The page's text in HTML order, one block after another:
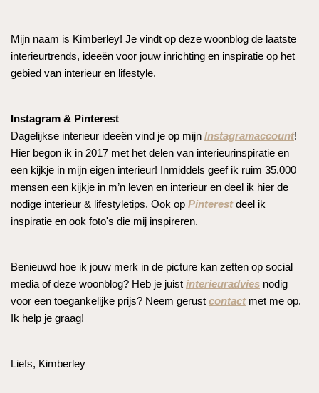
Mijn naam is Kimberley! Je vindt op deze woonblog de laatste
interieurtrends, ideeën voor jouw inrichting en inspiratie op het
gebied van interieur en lifestyle.
Instagram & Pinterest
Dagelijkse interieur ideeën vind je op mijn Instagramaccount!
Hier begon ik in 2017 met het delen van interieurinspiratie en
een kijkje in mijn eigen interieur! Inmiddels geef ik ruim 35.000
mensen een kijkje in m’n leven en interieur en deel ik hier de
nodige interieur & lifestyletips. Ook op Pinterestdeel ik
inspiratie en ook foto's die mij inspireren.
Benieuwd hoe ik jouw merk in de picture kan zetten op social
media of deze woonblog? Heb je juist interieuradvies nodig
voor een toegankelijke prijs? Neem gerust contactmet me op.
Ik help je graag!
Liefs, Kimberley